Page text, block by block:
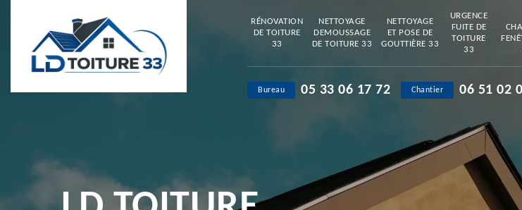
RÉNOVATION
DE TOITURE
33
NETTOYAGE
DEMOUSSAGE
DE TOITURE 33
NETTOYAGE
ET POSE DE
GOUTTIÈRE 33
URGENCE
FUITE DE
TOITURE
33
Bureau 05 33 06 17 72 Chantier 06 51 02